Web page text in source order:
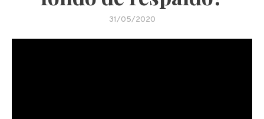
31/05/2020